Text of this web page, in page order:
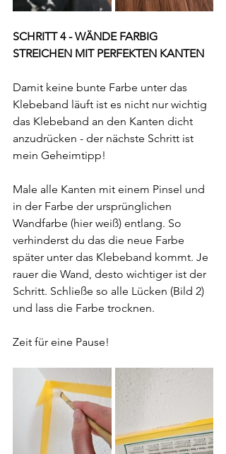
SCHRITT 4 - WÄNDE FARBIG
STREICHEN MIT PERFEKTEN KANTEN
Damit keine bunte Farbe unter das
Klebeband läuft ist es nicht nur wichtig
das Klebeband an den Kanten dicht
anzudrücken - der nächste Schritt ist
mein Geheimtipp!
Male alle Kanten mit einem Pinsel und
in der Farbe der ursprünglichen
Wandfarbe (hier weiß) entlang. So
verhinderst du das die neue Farbe
später unter das Klebeband kommt. Je
rauer die Wand, desto wichtiger ist der
Schritt. Schließe so alle Lücken (Bild 2)
und lass die Farbe trocknen.
Zeit für eine Pause!